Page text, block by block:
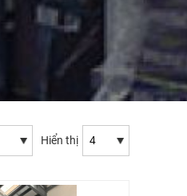
Hiển thị